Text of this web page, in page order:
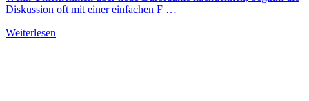
Diskussion oft mit einer einfachen F …
Weiterlesen